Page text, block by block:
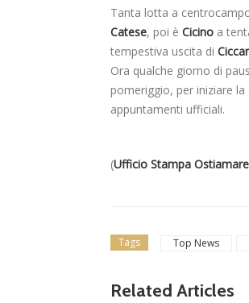
Tanta lotta a
Catese, poi è Cicino a
tempestiva uscita di
Ora qualche giorno di
pomeriggio, per iniziare
appuntamenti ufficiali.
(Ufficio Stampa Ostiamare
Tags Top News
Related Articles
Dilettanti Regionali